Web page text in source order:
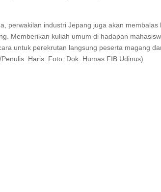
perwakilan industri Jepang juga akan membalas
Memberikan kuliah umum di hadapan
untuk perekrutan langsung peserta magang
Haris. Foto: Dok. Humas FIB Udinus)